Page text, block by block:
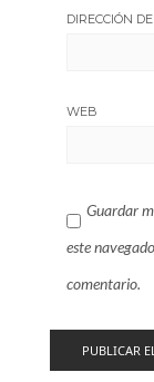
DIRECCIÓN
WEB
Guardar
este
comentario.